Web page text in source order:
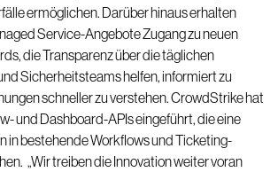
ermöglichen. Darüber hinaus erhalten
Service-Angebote Zugang zu neuen
die Transparenz über die täglichen
Sicherheitsteams helfen, informiert zu
schneller zu verstehen. CrowdStrike hat
und Dashboard-APIs eingeführt, die eine
in bestehende Workflows und Ticketing-
„Wir treiben die Innovation weiter voran